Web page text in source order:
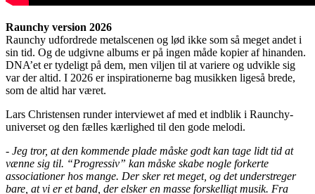
Raunchy version 2026
Raunchy udfordrede metalscenen og lød ikke som så meget andet i
sin tid. Og de udgivne albums er på ingen måde kopier af hinanden.
DNA’et er tydeligt på dem, men viljen til at variere og udvikle sig
var der altid. I 2026 er inspirationerne bag musikken ligeså brede,
som de altid har været.
Lars Christensen runder interviewet af med et indblik i Raunchy-
universet og den fælles kærlighed til den gode melodi.
- Jeg tror, at den kommende plade måske godt kan tage lidt tid at
vænne sig til. “Progressiv” kan måske skabe nogle forkerte
associationer hos mange. Der sker ret meget, og det understreger
bare, at vi er et band, der elsker en masse forskelligt musik. Fra